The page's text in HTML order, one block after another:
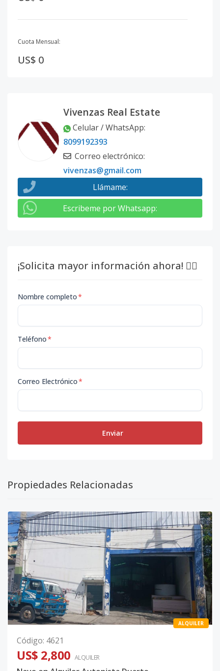
Cuota Mensual:
US$ 0
Vivenzas Real Estate
Celular / WhatsApp:
8099192393
Correo electrónico:
vivenzas@gmail.com
Llámame:
Escribeme por Whatsapp:
¡Solicita mayor información ahora! 👇🏽
Nombre completo*
Teléfono*
Correo Electrónico*
Enviar
Propiedades Relacionadas
ALQUILER
Código: 4621
US$ 2,800 ALQUILER